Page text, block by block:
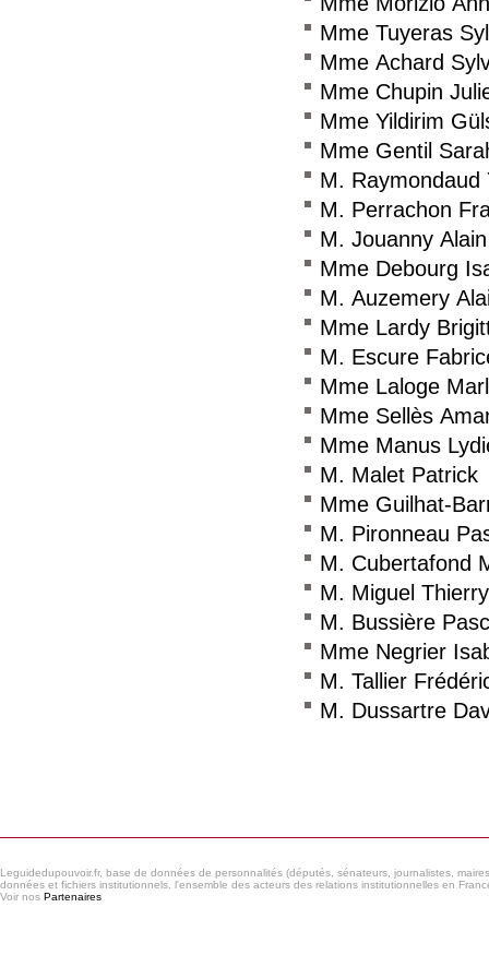
Mme Tuyeras
Mme Achard
Mme Chupin
Mme Yildirim
Mme Gentil
M. Raymondaud
M. Perrachon
M. Jouanny Alain
Mme Debourg
M. Auzemery
Mme Lardy
M. Escure
Mme Laloge
Mme Sellès
Mme Manus
M. Malet Patrick
Mme Guilhat-
M. Pironneau
M. Cubertafond
M. Miguel Thierry
M. Bussière
Mme Negrier
M. Tallier
M. Dussartre
Leguidedupouvoir.fr, base de données de personnalités (députés, sénateurs, journalistes,
données et fichiers institutionnels, l'ensemble des acteurs des relations institutionnelles en
Voir nos Partenaires